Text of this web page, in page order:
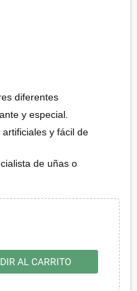
diferentes
y especial.
y fácil de
de uñas o
AL CARRITO